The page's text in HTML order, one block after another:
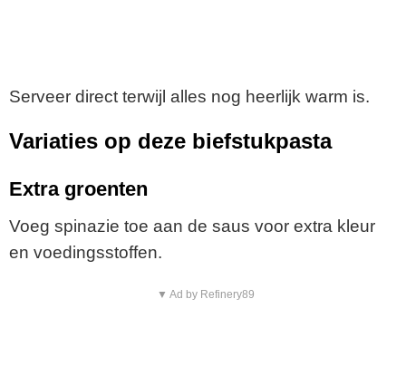
Serveer direct terwijl alles nog heerlijk warm is.
Variaties op deze biefstukpasta
Extra groenten
Voeg spinazie toe aan de saus voor extra kleur
en voedingsstoffen.
▼ Ad by Refinery89